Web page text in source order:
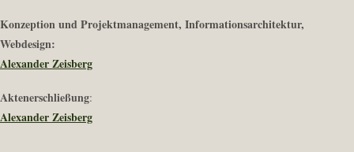
Konzeption und Projektmanagement, Informationsarchitektur,
Webdesign:
Alexander Zeisberg
Aktenerschließung:
Alexander Zeisberg